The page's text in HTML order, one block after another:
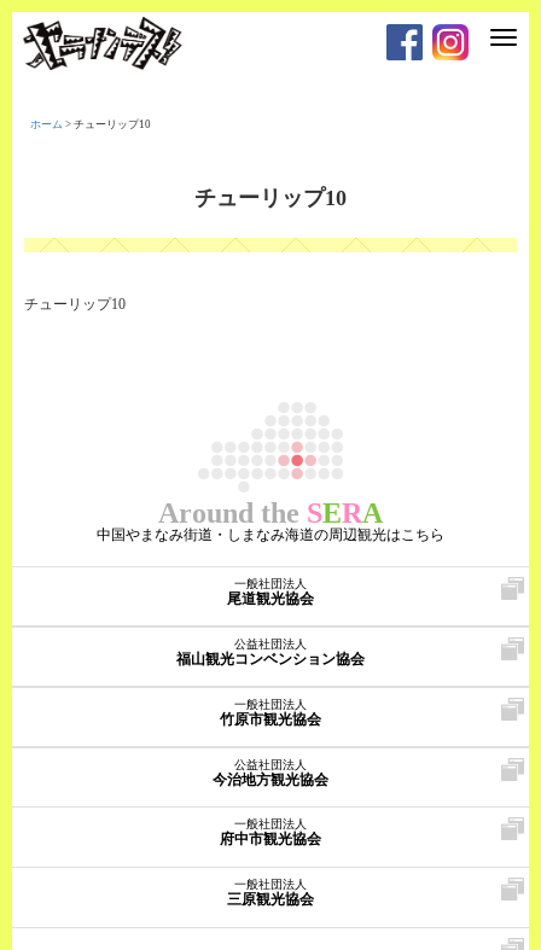
T
t
i
ホーム > チューリップ10
チューリップ10
チューリップ10
Around the SERA
中国やまなみ街道・しまなみ海道の周辺観光はこちら
一般社団法人
尾道観光協会
公益社団法人
福山観光コンベンション協会
一般社団法人
竹原市観光協会
公益社団法人
今治地方観光協会
一般社団法人
府中市観光協会
一般社団法人
三原観光協会